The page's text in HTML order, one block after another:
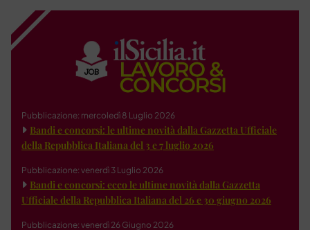
Pubblicazione: mercoledì 8 Luglio 2026
Bandi e concorsi: le ultime novità dalla Gazzetta Ufficiale
della Repubblica Italiana del 3 e 7 luglio 2026
Pubblicazione: venerdì 3 Luglio 2026
Bandi e concorsi: ecco le ultime novità dalla Gazzetta
Ufficiale della Repubblica Italiana del 26 e 30 giugno 2026
Pubblicazione: venerdì 26 Giugno 2026